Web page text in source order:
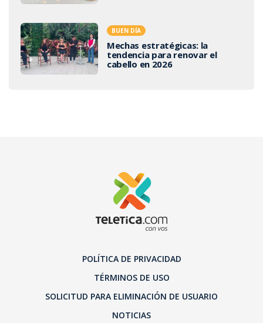
BUEN DÍA
Mechas estratégicas: la
tendencia para renovar el
cabello en 2026
POLÍTICA DE PRIVACIDAD
TÉRMINOS DE USO
SOLICITUD PARA ELIMINACIÓN DE USUARIO
NOTICIAS